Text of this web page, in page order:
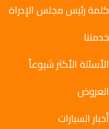
كلمة رئيس مجلس الإدراة
خدمتنا
الأسئلة الأكثر شيوعاً
العروض
أخبار السيارات